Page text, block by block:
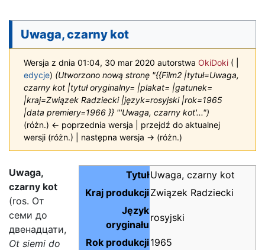
Uwaga, czarny kot
Wersja z dnia 01:04, 30 mar 2020 autorstwa OkiDoki (
edycje) (Utworzono nową stronę "{{Film2 |tytuł=Uwaga,
czarny kot |tytuł oryginalny= |plakat= |gatunek=
|kraj=Związek Radziecki |język=rosyjski |rok=1965
|data premiery=1966 }} '''Uwaga, czarny kot'...")
(różn.) ← poprzednia wersja | przejdź do aktualnej
wersji (różn.) | następna wersja → (różn.)
TytułUwaga, czarny kot
Kraj produkcjiZwiązek Radziecki
Język
oryginału
rosyjski
Rok produkcji1965
Uwaga,
czarny kot
(ros. От
семи до
двенадцати,
Ot siemi do